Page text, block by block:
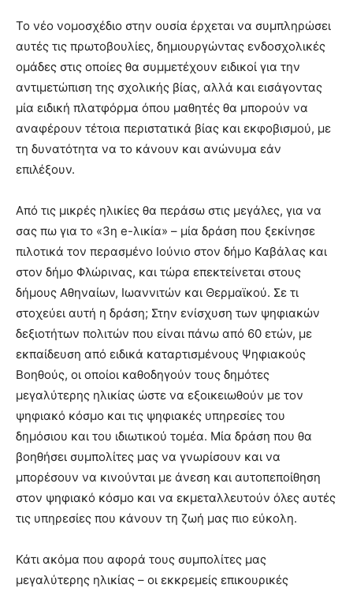
Το νέο νομοσχέδιο στην ουσία έρχεται να συμπληρώσει
αυτές τις πρωτοβουλίες, δημιουργώντας ενδοσχολικές
ομάδες στις οποίες θα συμμετέχουν ειδικοί για την
αντιμετώπιση της σχολικής βίας, αλλά και εισάγοντας
μία ειδική πλατφόρμα όπου μαθητές θα μπορούν να
αναφέρουν τέτοια περιστατικά βίας και εκφοβισμού, με
τη δυνατότητα να το κάνουν και ανώνυμα εάν
επιλέξουν.
Από τις μικρές ηλικίες θα περάσω στις μεγάλες, για να
σας πω για το «3η e-λικία» – μία δράση που ξεκίνησε
πιλοτικά τον περασμένο Ιούνιο στον δήμο Καβάλας και
στον δήμο Φλώρινας, και τώρα επεκτείνεται στους
δήμους Αθηναίων, Ιωαννιτών και Θερμαϊκού. Σε τι
στοχεύει αυτή η δράση; Στην ενίσχυση των ψηφιακών
δεξιοτήτων πολιτών που είναι πάνω από 60 ετών, με
εκπαίδευση από ειδικά καταρτισμένους Ψηφιακούς
Βοηθούς, οι οποίοι καθοδηγούν τους δημότες
μεγαλύτερης ηλικίας ώστε να εξοικειωθούν με τον
ψηφιακό κόσμο και τις ψηφιακές υπηρεσίες του
δημόσιου και του ιδιωτικού τομέα. Μία δράση που θα
βοηθήσει συμπολίτες μας να γνωρίσουν και να
μπορέσουν να κινούνται με άνεση και αυτοπεποίθηση
στον ψηφιακό κόσμο και να εκμεταλλευτούν όλες αυτές
τις υπηρεσίες που κάνουν τη ζωή μας πιο εύκολη.
Κάτι ακόμα που αφορά τους συμπολίτες μας
μεγαλύτερης ηλικίας – οι εκκρεμείς επικουρικές